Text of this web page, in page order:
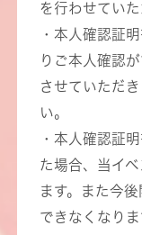
を行わせていた
・本人確認証
りご本人確認
させていただ
い。
・本人確認証
た場合、当イ
ます。また今
できなくなり